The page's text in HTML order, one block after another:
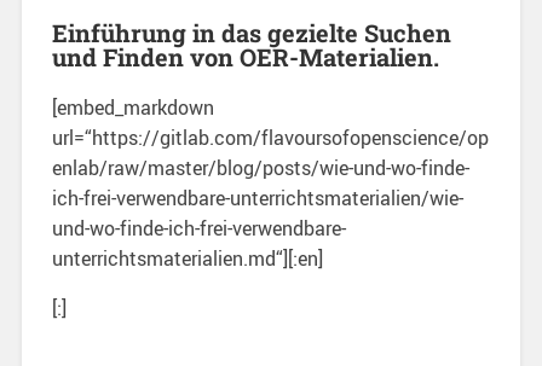
Einführung in das gezielte Suchen
und Finden von OER-Materialien.
[embed_markdown
url=“https://gitlab.com/flavoursofopenscience/op
enlab/raw/master/blog/posts/wie-und-wo-finde-
ich-frei-verwendbare-unterrichtsmaterialien/wie-
und-wo-finde-ich-frei-verwendbare-
unterrichtsmaterialien.md“][:en]
[:]